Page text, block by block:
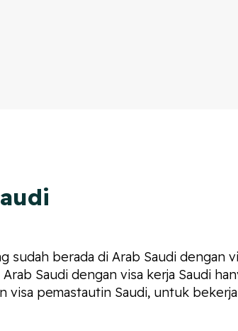
sudah berada di Arab Saudi dengan
Saudi dengan visa kerja Saudi
pemastautin Saudi, untuk